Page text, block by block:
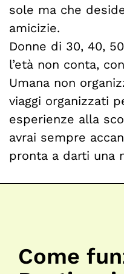
sole ma che
amicizie.
Donne di 30, 40,
l’età non conta,
Umana non
viaggi organizzati
esperienze alla
avrai sempre
pronta a darti una
Come